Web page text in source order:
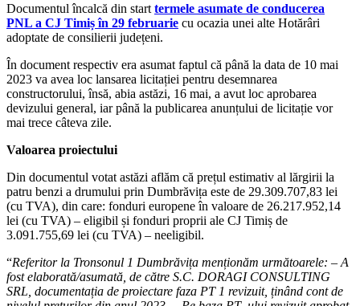
Documentul încalcă din start termele asumate de conducerea
PNL a CJ Timiș în 29 februarie cu ocazia unei alte Hotărâri
adoptate de consilierii județeni.
În document respectiv era asumat faptul că până la data de 10 mai
2023 va avea loc lansarea licitației pentru desemnarea
constructorului, însă, abia astăzi, 16 mai, a avut loc aprobarea
devizului general, iar până la publicarea anunțului de licitație vor
mai trece câteva zile.
Valoarea proiectului
Din documentul votat astăzi aflăm că prețul estimativ al lărgirii la
patru benzi a drumului prin Dumbrăvița este de 29.309.707,83 lei
(cu TVA), din care: fonduri europene în valoare de 26.217.952,14
lei (cu TVA) – eligibil și fonduri proprii ale CJ Timiș de
3.091.755,69 lei (cu TVA) – neeligibil.
“Referitor la Tronsonul 1 Dumbrăvița menționăm următoarele: – A
fost elaborată/asumată, de către S.C. DORAGI CONSULTING
SRL, documentația de proiectare faza PT 1 revizuit, ținând cont de